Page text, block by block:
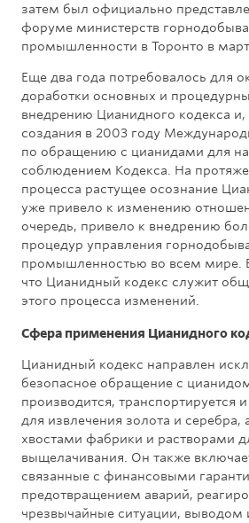
затем был официально
форуме министерств
промышленности в Торонто в
Еще два года потребовалось для
доработки основных и
внедрению Цианидного кодекса и,
создания в 2003 году
по обращению с цианидами для
соблюдением Кодекса. На
процесса растущее осознание
уже привело к изменению
очередь, привело к внедрению
процедур управления
промышленностью во всем мире.
что Цианидный кодекс служит
этого процесса изменений.
Сфера применения Цианидного
Цианидный кодекс направлен
безопасное обращение с
производится, транспортируется
для извлечения золота и серебра,
хвостами фабрики и растворами
выщелачивания. Он также
связанные с финансовыми
предотвращением аварий,
чрезвычайные ситуации, выводом